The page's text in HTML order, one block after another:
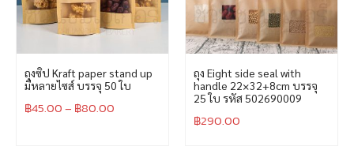
ถุงซิป Kraft paper stand up
มีหลายไซส์ บรรจุ 50 ใบ
฿45.00– ฿80.00
ถุง Eight side seal with
handle 22×32+8cm บรรจุ
25 ใบ รหัส 502690009
฿290.00